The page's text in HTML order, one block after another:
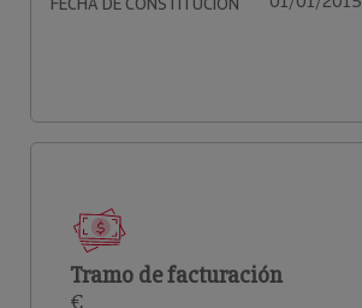
Tramo de facturación
€